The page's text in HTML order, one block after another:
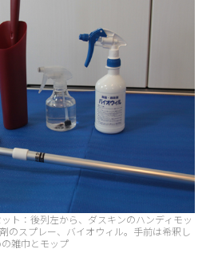
ト：後列左から、ダスキンのハンディモッ
のスプレー、バイオウィル。手前は希釈し
雑巾とモップ